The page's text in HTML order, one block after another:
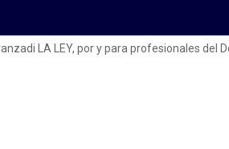
LA LEY, por y para profesionales del